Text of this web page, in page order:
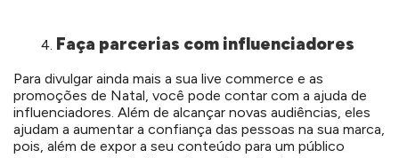
Faça parcerias com influenciadores
Para divulgar ainda mais a sua live commerce e as
promoções de Natal, você pode contar com a ajuda de
influenciadores. Além de alcançar novas audiências, eles
ajudam a aumentar a confiança das pessoas na sua marca,
pois, além de expor a seu conteúdo para um público